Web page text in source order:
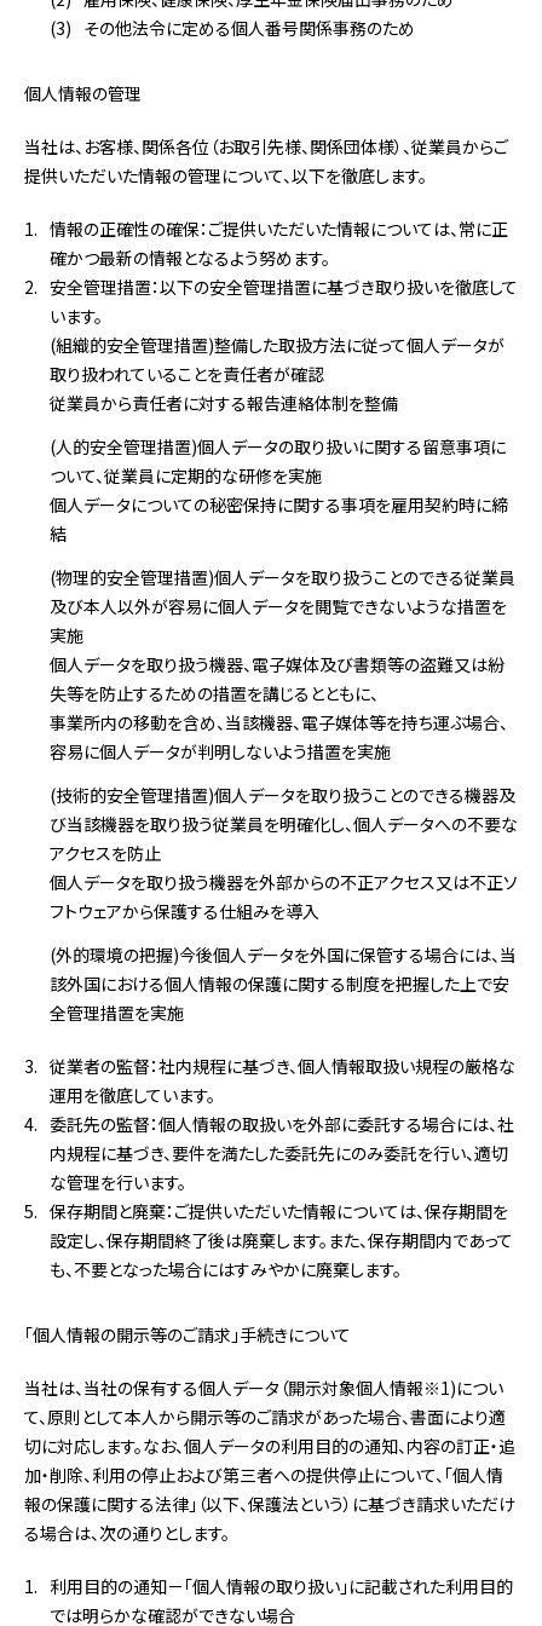
その他法令に定める個人番号関係事務のため
個人情報の管理
当社は、お客様、関係各位（お取引先様、関係団体様）、従業員からご
提供いただいた情報の管理について、以下を徹底します。
情報の正確性の確保：ご提供いただいた情報については、常に正
確かつ最新の情報となるよう努めます。
安全管理措置：以下の安全管理措置に基づき取り扱いを徹底して
います。
(組織的安全管理措置)整備した取扱方法に従って個人データが
取り扱われていることを責任者が確認
従業員から責任者に対する報告連絡体制を整備
(人的安全管理措置)個人データの取り扱いに関する留意事項に
ついて、従業員に定期的な研修を実施
個人データについての秘密保持に関する事項を雇用契約時に締
結
(物理的安全管理措置)個人データを取り扱うことのできる従業員
及び本人以外が容易に個人データを閲覧できないような措置を
実施
個人データを取り扱う機器、電子媒体及び書類等の盗難又は紛
失等を防止するための措置を講じるとともに、
事業所内の移動を含め、当該機器、電子媒体等を持ち運ぶ場合、
容易に個人データが判明しないよう措置を実施
(技術的安全管理措置)個人データを取り扱うことのできる機器及
び当該機器を取り扱う従業員を明確化し、個人データへの不要な
アクセスを防止
個人データを取り扱う機器を外部からの不正アクセス又は不正ソ
フトウェアから保護する仕組みを導入
(外的環境の把握)今後個人データを外国に保管する場合には、当
該外国における個人情報の保護に関する制度を把握した上で安
全管理措置を実施
従業者の監督：社内規程に基づき、個人情報取扱い規程の厳格な
運用を徹底しています。
委託先の監督：個人情報の取扱いを外部に委託する場合には、社
内規程に基づき、要件を満たした委託先にのみ委託を行い、適切
な管理を行います。
保存期間と廃棄：ご提供いただいた情報については、保存期間を
設定し、保存期間終了後は廃棄します。また、保存期間内であって
も、不要となった場合にはすみやかに廃棄します。
「個人情報の開示等のご請求」手続きについて
当社は、当社の保有する個人データ（開示対象個人情報※1)につい
て、原則として本人から開示等のご請求があった場合、書面により適
切に対応します。なお、個人データの利用目的の通知、内容の訂正・追
加・削除、利用の停止および第三者への提供停止について、「個人情
報の保護に関する法律」（以下、保護法という）に基づき請求いただけ
る場合は、次の通りとします。
利用目的の通知－「個人情報の取り扱い」に記載された利用目的
では明らかな確認ができない場合